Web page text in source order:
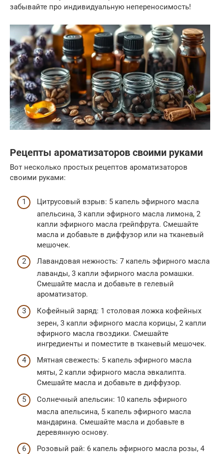
забывайте про индивидуальную непереносимость!
Рецепты ароматизаторов своими руками
Вот несколько простых рецептов ароматизаторов
своими руками:
Цитрусовый взрыв: 5 капель эфирного масла
апельсина, 3 капли эфирного масла лимона, 2
капли эфирного масла грейпфрута. Смешайте
масла и добавьте в диффузор или на тканевый
мешочек.
Лавандовая нежность: 7 капель эфирного масла
лаванды, 3 капли эфирного масла ромашки.
Смешайте масла и добавьте в гелевый
ароматизатор.
Кофейный заряд: 1 столовая ложка кофейных
зерен, 3 капли эфирного масла корицы, 2 капли
эфирного масла гвоздики. Смешайте
ингредиенты и поместите в тканевый мешочек.
Мятная свежесть: 5 капель эфирного масла
мяты, 2 капли эфирного масла эвкалипта.
Смешайте масла и добавьте в диффузор.
Солнечный апельсин: 10 капель эфирного
масла апельсина, 5 капель эфирного масла
мандарина. Смешайте масла и добавьте в
деревянную основу.
Розовый рай: 6 капель эфирного масла розы, 4